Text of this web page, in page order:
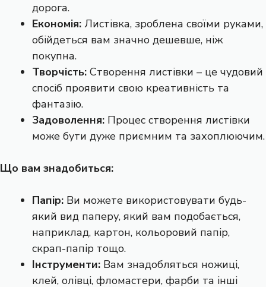
дорога.
Економія: Листівка, зроблена своїми руками,
обійдеться вам значно дешевше, ніж
покупна.
Творчість: Створення листівки – це чудовий
спосіб проявити свою креативність та
фантазію.
Задоволення: Процес створення листівки
може бути дуже приємним та захоплюючим.
Що вам знадобиться:
Папір: Ви можете використовувати будь-
який вид паперу, який вам подобається,
наприклад, картон, кольоровий папір,
скрап-папір тощо.
Інструменти: Вам знадобляться ножиці,
клей, олівці, фломастери, фарби та інші